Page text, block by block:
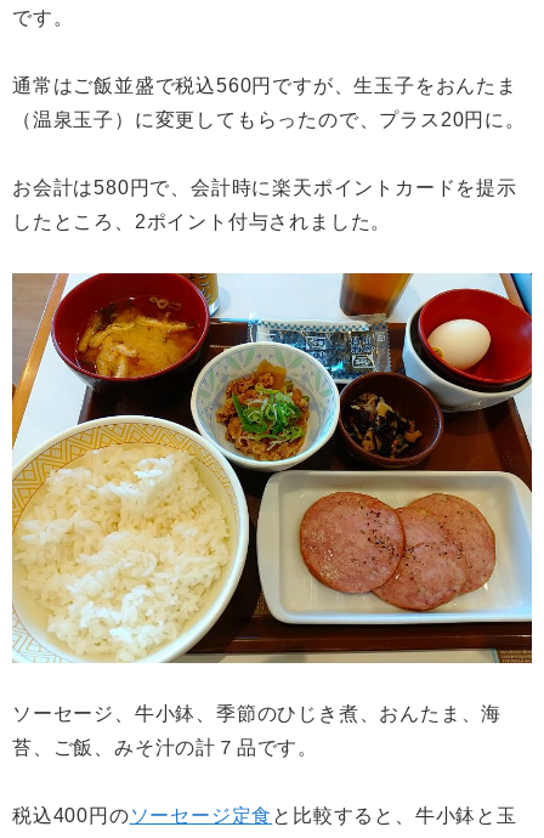
です。
通常はご飯並盛で税込560円ですが、生玉子をおんたま
（温泉玉子）に変更してもらったので、プラス20円に。
お会計は580円で、会計時に楽天ポイントカードを提示
したところ、2ポイント付与されました。
ソーセージ、牛小鉢、季節のひじき煮、おんたま、海
苔、ご飯、みそ汁の計７品です。
税込400円のソーセージ定食 と比較すると、牛小鉢と玉